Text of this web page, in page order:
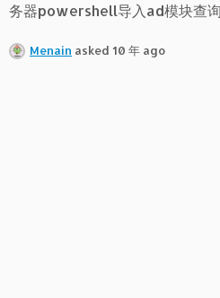
务器powershell导入ad模块查
Menain asked 10 年 ago